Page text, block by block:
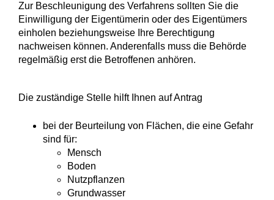
Zur Beschleunigung des Verfahrens sollten Sie die
Einwilligung der Eigentümerin oder des Eigentümers
einholen beziehungsweise Ihre Berechtigung
nachweisen können. Anderenfalls muss die Behörde
regelmäßig erst die Betroffenen anhören.
Die zuständige Stelle hilft Ihnen auf Antrag
bei der Beurteilung von Flächen, die eine Gefahr
sind für:
Mensch
Boden
Nutzpflanzen
Grundwasser